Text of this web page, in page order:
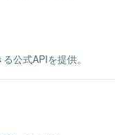
公式APIを提供。